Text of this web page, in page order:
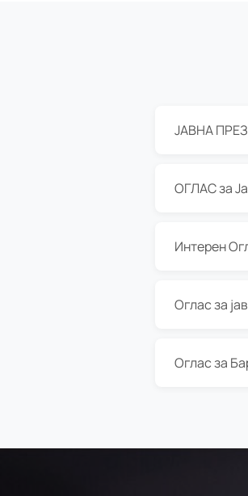
Интерен
Оглас за